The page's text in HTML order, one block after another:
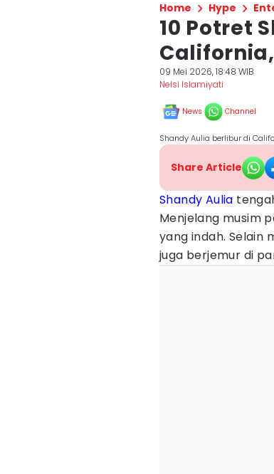
Home Hype
10 Potret
09 Mei 2026, 18:48 WIB
Nelsi Islamiyati
News Channel
Shandy Aulia berlibur di
Share Article
Shandy Aulia
Menjelang musim
yang indah. Selain
juga berjemur di